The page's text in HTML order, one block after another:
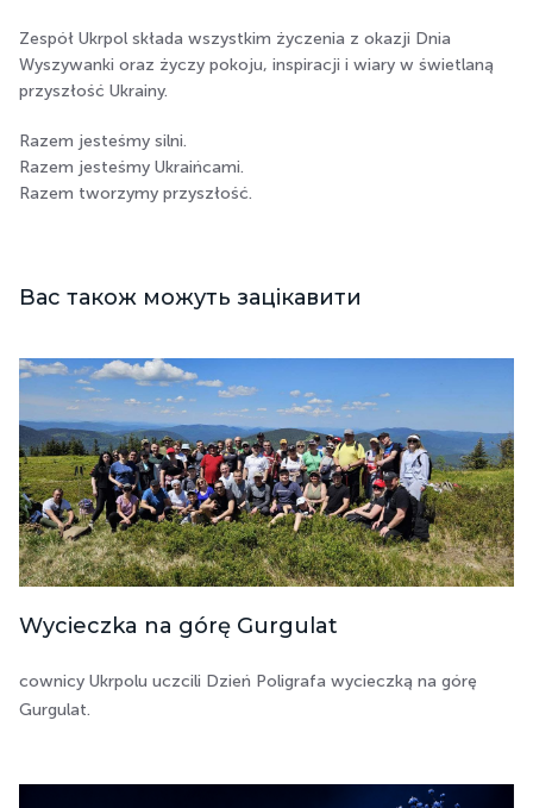
Zespół Ukrpol składa wszystkim życzenia z okazji Dnia
Wyszywanki oraz życzy pokoju, inspiracji i wiary w świetlaną
przyszłość Ukrainy.
Razem jesteśmy silni.
Razem jesteśmy Ukraińcami.
Razem tworzymy przyszłość.
Вас також можуть зацікавити
Wycieczka na górę Gurgulat
cownicy Ukrpolu uczcili Dzień Poligrafa wycieczką na górę
Gurgulat.